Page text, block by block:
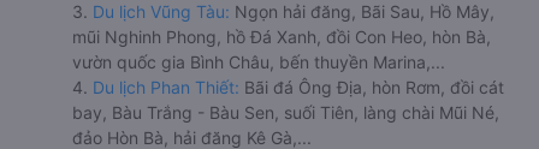
3. Du lịch Vũng Tàu: Ngọn hải đăng, Bãi Sau, Hồ Mây,
mũi Nghinh Phong, hồ Đá Xanh, đồi Con Heo, hòn Bà,
vườn quốc gia Bình Châu, bến thuyền Marina,...
4. Du lịch Phan Thiết: Bãi đá Ông Địa, hòn Rơm, đồi cát
bay, Bàu Trắng - Bàu Sen, suối Tiên, làng chài Mũi Né,
đảo Hòn Bà, hải đăng Kê Gà,...